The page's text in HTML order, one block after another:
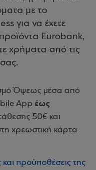
με το
για να έχετε
Eurobank,
χρήματα από τις
Όψεως μέσα από
App έως
50€ και
χρεωστική κάρτα
προϋποθέσεις της